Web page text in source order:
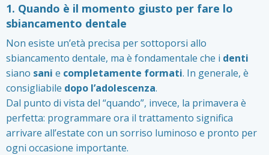
1. Quando è il momento giusto per fare lo
sbiancamento dentale
Non esiste un’età precisa per sottoporsi allo
sbiancamento dentale, ma è fondamentale che i denti
siano sani e completamente formati. In generale, è
consigliabile dopo l’adolescenza.
Dal punto di vista del “quando”, invece, la primavera è
perfetta: programmare ora il trattamento significa
arrivare all’estate con un sorriso luminoso e pronto per
ogni occasione importante.